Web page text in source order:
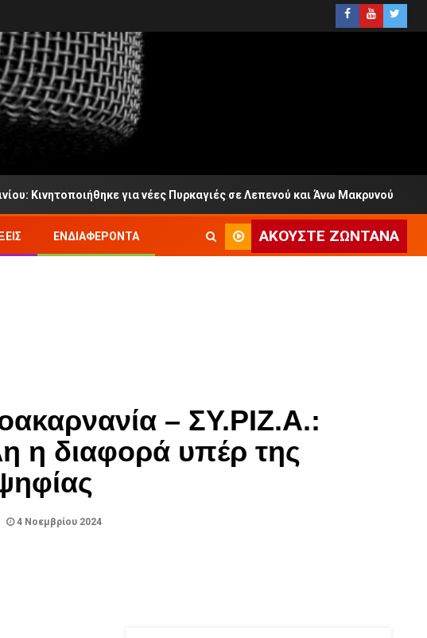
για νέες Πυρκαγιές σε Λεπενού και Άνω Μακρυνού
ΕΝΔΙΑΦΈΡΟΝΤΑ ΑΚΟΎΣΤΕ ΖΩΝΤΑΝΆ
– ΣΥ.ΡΙΖ.Α.:
η διαφορά υπέρ της
4 Νοεμβρίου 2024